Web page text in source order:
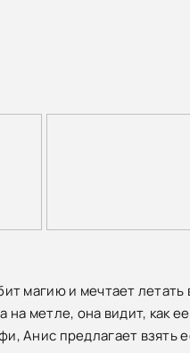
магию и мечтает летать
метле, она видит, как
Анис предлагает взять